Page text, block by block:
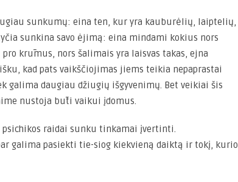
sunkumų: eina ten, kur yra kauburėlių, laiptelių,
sunkina savo ėjimą: eina mindami kokius nors
krūmus, nors šalimais yra laisvas takas, ejna
kad pats vaikščiojimas jiems teikia nepaprastai
daugiau džiugių išgyvenimų. Bet veikiai šis
nustoja būti vaikui įdomus.
raidai sunku tinkamai įvertinti.
galima pasiekti tie-siog kiekvieną daiktą ir tokį, kurio